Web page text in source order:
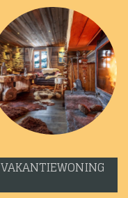
VAKANTIEWONING